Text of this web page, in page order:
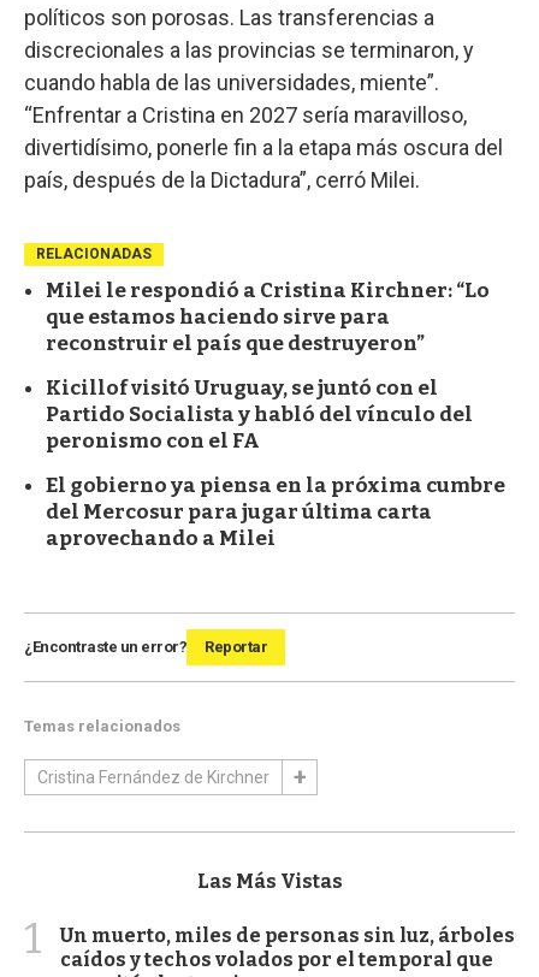
políticos son porosas. Las transferencias a
discrecionales a las provincias se terminaron, y
cuando habla de las universidades, miente”.
“Enfrentar a Cristina en 2027 sería maravilloso,
divertidísimo, ponerle fin a la etapa más oscura del
país, después de la Dictadura”, cerró Milei.
RELACIONADAS
Milei le respondió a Cristina Kirchner: “Lo
que estamos haciendo sirve para
reconstruir el país que destruyeron”
Kicillof visitó Uruguay, se juntó con el
Partido Socialista y habló del vínculo del
peronismo con el FA
El gobierno ya piensa en la próxima cumbre
del Mercosur para jugar última carta
aprovechando a Milei
¿Encontraste un error? Reportar
Temas relacionados
Cristina Fernández de Kirchner
Las Más Vistas
1
Un muerto, miles de personas sin luz, árboles
caídos y techos volados por el temporal que